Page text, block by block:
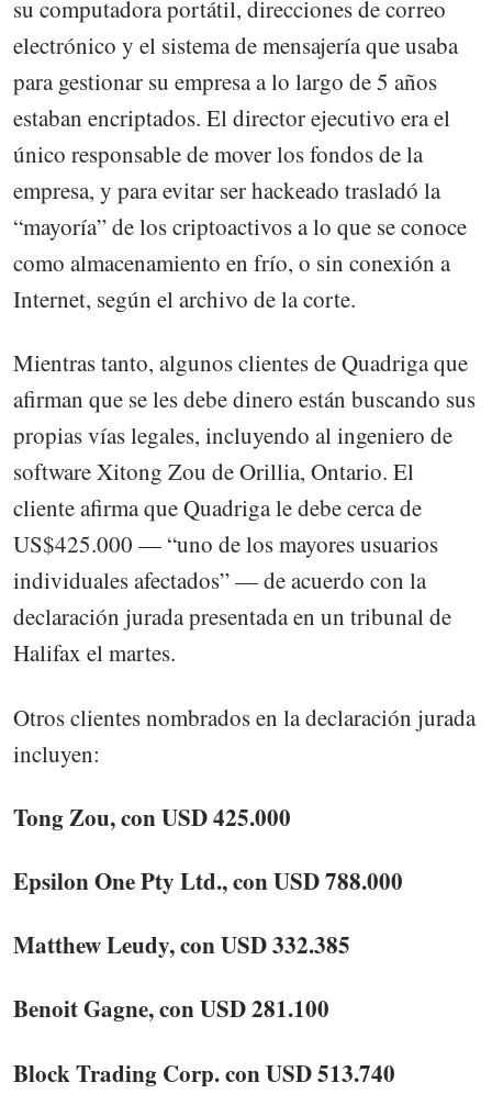
su computadora portátil, direcciones de correo
electrónico y el sistema de mensajería que usaba
para gestionar su empresa a lo largo de 5 años
estaban encriptados. El director ejecutivo era el
único responsable de mover los fondos de la
empresa, y para evitar ser hackeado trasladó la
“mayoría” de los criptoactivos a lo que se conoce
como almacenamiento en frío, o sin conexión a
Internet, según el archivo de la corte.
Mientras tanto, algunos clientes de Quadriga que
afirman que se les debe dinero están buscando sus
propias vías legales, incluyendo al ingeniero de
software Xitong Zou de Orillia, Ontario. El
cliente afirma que Quadriga le debe cerca de
US$425.000 — “uno de los mayores usuarios
individuales afectados” — de acuerdo con la
declaración jurada presentada en un tribunal de
Halifax el martes.
Otros clientes nombrados en la declaración jurada
incluyen:
Tong Zou, con USD 425.000
Epsilon One Pty Ltd., con USD 788.000
Matthew Leudy, con USD 332.385
Benoit Gagne, con USD 281.100
Block Trading Corp. con USD 513.740